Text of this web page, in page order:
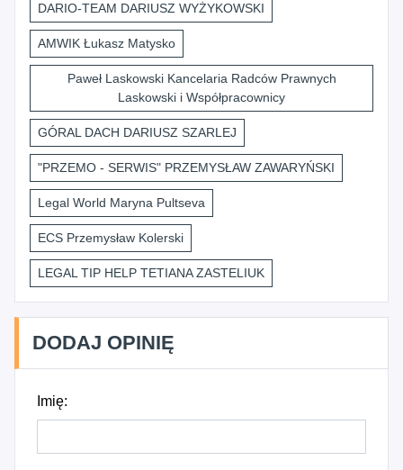
DARIO-TEAM DARIUSZ WYŻYKOWSKI
AMWIK Łukasz Matysko
Paweł Laskowski Kancelaria Radców Prawnych
Laskowski i Współpracownicy
GÓRAL DACH DARIUSZ SZARLEJ
"PRZEMO - SERWIS" PRZEMYSŁAW ZAWARYŃSKI
Legal World Maryna Pultseva
ECS Przemysław Kolerski
LEGAL TIP HELP TETIANA ZASTELIUK
DODAJ OPINIĘ
Imię: